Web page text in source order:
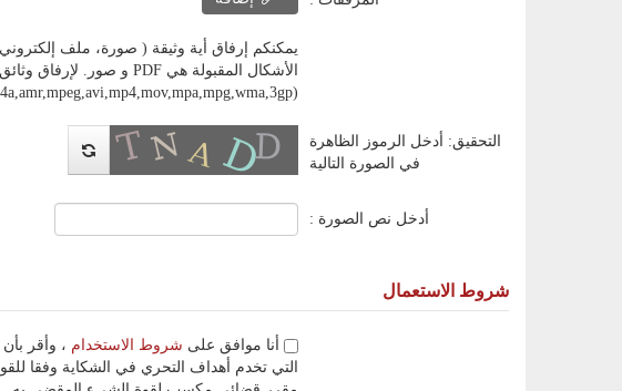
يمكنكم إرفاق أية وثيقة ( صورة، ملف إلكتروني، وثيقة مرقمة، الخ ) لا يتجاوز حجمها 5
التحقيق: أدخل الرموز الظاهرة
في الصورة التالية
أدخل نص الصورة :
شروط الاستعمال
شروط الاستخدام
التي تخدم أهداف التحري في الشكاية وفقا